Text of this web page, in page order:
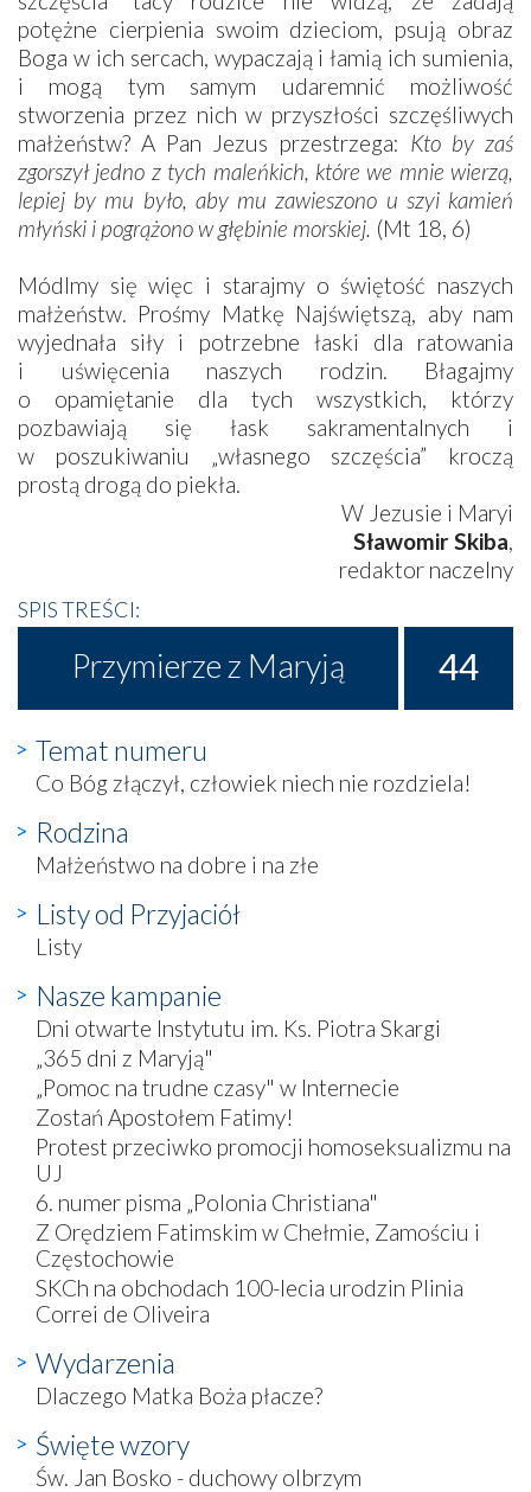
potężne cierpienia swoim dzieciom, psują obraz
Boga w ich sercach, wypaczają i łamią ich sumienia,
i mogą tym samym udaremnić możliwość
stworzenia przez nich w przyszłości szczęśliwych
małżeństw? A Pan Jezus przestrzega: Kto by zaś
zgorszył jedno z tych maleńkich, które we mnie wierzą,
lepiej by mu było, aby mu zawieszono u szyi kamień
młyński i pogrążono w głębinie morskiej. (Mt 18, 6)
Módlmy się więc i starajmy o świętość naszych
małżeństw. Prośmy Matkę Najświętszą, aby nam
wyjednała siły i potrzebne łaski dla ratowania
i uświęcenia naszych rodzin. Błagajmy
o opamiętanie dla tych wszystkich, którzy
pozbawiają się łask sakramentalnych i
w poszukiwaniu „własnego szczęścia” kroczą
prostą drogą do piekła.
W Jezusie i Maryi
Sławomir Skiba,
redaktor naczelny
SPIS TREŚCI:
Przymierze z Maryją 44
Temat numeru
Co Bóg złączył, człowiek niech nie rozdziela!
Rodzina
Małżeństwo na dobre i na złe
Listy od Przyjaciół
Listy
Nasze kampanie
Dni otwarte Instytutu im. Ks. Piotra Skargi
„365 dni z Maryją"
„Pomoc na trudne czasy" w Internecie
Zostań Apostołem Fatimy!
Protest przeciwko promocji homoseksualizmu na
UJ
6. numer pisma „Polonia Christiana"
Z Orędziem Fatimskim w Chełmie, Zamościu i
Częstochowie
SKCh na obchodach 100-lecia urodzin Plinia
Correi de Oliveira
Wydarzenia
Dlaczego Matka Boża płacze?
Święte wzory
Św. Jan Bosko - duchowy olbrzym